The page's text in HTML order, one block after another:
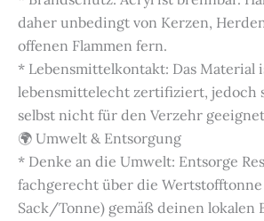
daher unbedingt von Kerzen,
offenen Flammen fern.
* Lebensmittelkontakt: Das Material
lebensmittelecht zertifiziert, jedoch
selbst nicht für den Verzehr
🌍 Umwelt & Entsorgung
* Denke an die Umwelt: Entsorge
fachgerecht über die Wertstofftonne
Sack/Tonne) gemäß deinen lokalen